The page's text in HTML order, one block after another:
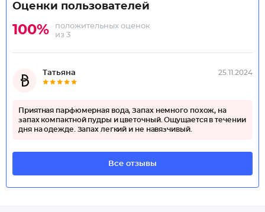
Оценки пользователей
100%
положительных оценок
из 3
Татьяна 25.11.2024
Приятная парфюмерная вода, Запах немного похож, на
запах компактной пудры и цветочный. Ощущается в течении
дня на одежде. Запах легкий и не навязчивый.
Все отзывы